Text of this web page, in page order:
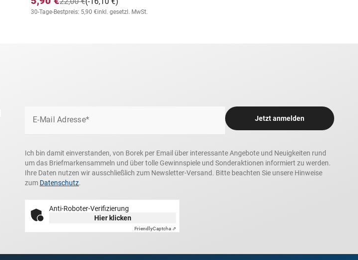
30-Tage-Bestpreis: 5,90 €inkl. gesetzl. MwSt.
E-Mail Adresse* Jetzt anmelden
Ich bin damit einverstanden, von Borek per Email über interessante Angebote und Neuigkeiten rund
um das Briefmarkensammeln und über tolle Gewinnspiele und Sonderaktionen informiert zu werden.
Ihre Daten nutzen wir ausschließlich zum Newsletter-Versand. Bitte beachten Sie unsere Hinweise
zum Datenschutz.
Anti-Roboter-Verifizierung
Hier klicken
FriendlyCaptcha ⇗